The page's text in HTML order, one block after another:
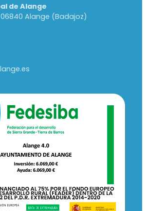
de Alange
Alange (Badajoz)